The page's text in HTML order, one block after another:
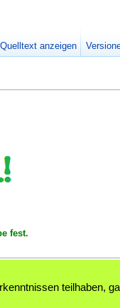
fest.
teilhaben,
Quelltext anzeigen